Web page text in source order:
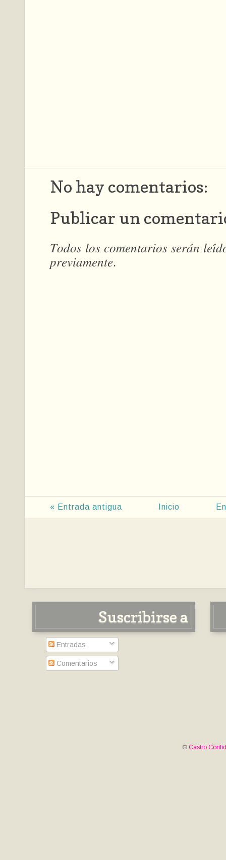
No hay comentarios:
Publicar un
𝑇𝑜𝑑𝑜𝑠 𝑙𝑜𝑠 𝑐𝑜𝑚𝑒𝑛𝑡𝑎𝑟𝑖𝑜𝑠 𝑠𝑒𝑟𝑎́𝑛
𝑝𝑟𝑒𝑣𝑖𝑎𝑚𝑒𝑛𝑡𝑒.
« Entrada antigua Inicio
Suscribirse a
Entradas
Comentarios
© Castro